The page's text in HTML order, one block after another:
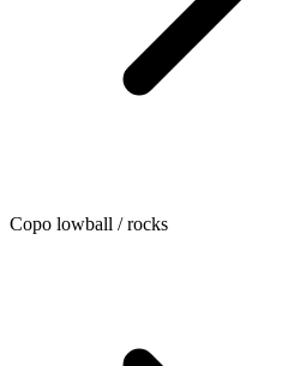
Copo lowball / rocks